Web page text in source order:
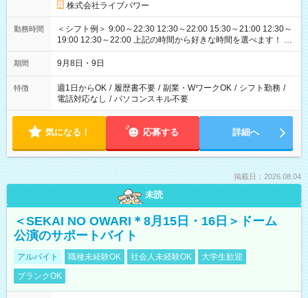
株式会社ライブパワー
勤務時間
＜シフト例＞ 9:00～22:30 12:30～22:00 15:30～21:00 12:30～
19:00 12:30～22:00 上記の時間から好きな時間を選べます！ ※
時間は変更となる可能性があります
期間 9月8日・9日
特徴 週1日からOK / 履歴書不要 / 副業・WワークOK / シフト勤務 /
電話対応なし / パソコンスキル不要
気になる！ 応募する 詳細へ
掲載日：2026.08.04
未読
＜SEKAI NO OWARI＊8月15日・16日＞ドーム
公演のサポートバイト
アルバイト 職種未経験OK 社会人未経験OK
大学生歓迎
ブランクOK